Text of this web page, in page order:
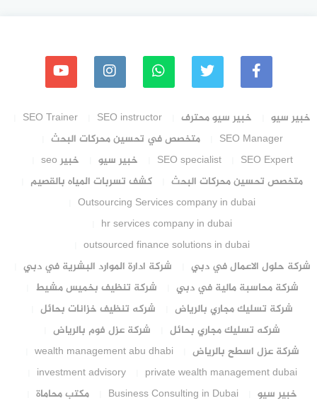
خبير سيو خبير سيو محترف SEO instructor
SEO Trainer
SEO Manager
متخصص في تحسين محركات البحث
SEO Expert
SEO specialist خبير سيو
خبير seo
متخصص تحسين محركات البحث
كشف تسربات المياه بالقصيم
Outsourcing Services company in dubai
hr services company in dubai
outsourced finance solutions in dubai
شركة حلول الاعمال في دبي
شركة ادارة الموارد البشرية في دبي
شركة محاسبة مالية في دبي
شركة تنظيف بخميس مشيط
شركة تسليك مجاري بالرياض
شركه تنظيف خزانات بحائل
شركه تسليك مجاري بحائل
شركة عزل فوم بالرياض
شركة عزل اسطح بالرياض
wealth management abu dhabi
private wealth management dubai
investment advisory
خبير سيو
Business Consulting in Dubai
مكتب محاماة